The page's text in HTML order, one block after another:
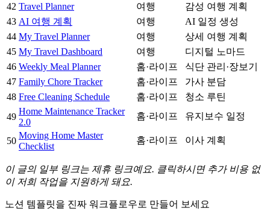
42 Travel Planner 여행
감성 여행 계획
43 AI 여행 계획 여행
AI 일정 생성
44 My Travel Planner 여행
상세 여행 계획
45 My Travel Dashboard 여행
디지털 노마드
46 Weekly Meal Planner 홈·라이프
식단 관리·장보기
47 Family Chore Tracker 홈·라이프
가사 분담
48 Free Cleaning Schedule 홈·라이프
청소 루틴
49
Home Maintenance Tracker
2.0
홈·라이프 유지보수 일정
50
Moving Home Master
Checklist
홈·라이프 이사 계획
이 글의 일부 링크는 제휴 링크예요. 클릭하시면 추가 비용 없
이 저희 작업을 지원하게 돼요.
노션 템플릿을 진짜 워크플로우로 만들어 보세요